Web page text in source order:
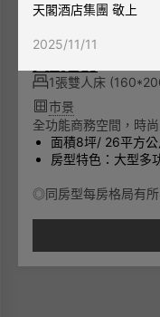
1張雙人床
市景
全功能商務空間，時
面積8坪/ 26平方
房型特色：大型多
◎同房型每房格局有所
天閣酒店集團 敬上
2025/11/11